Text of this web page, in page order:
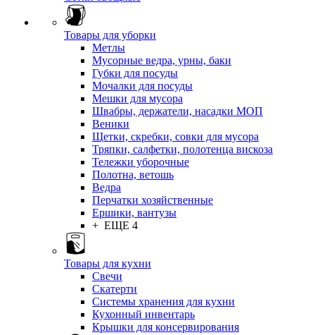
Товары для уборки
Метлы
Мусорные ведра, урны, баки
Губки для посуды
Мочалки для посуды
Мешки для мусора
Швабры, держатели, насадки МОП
Веники
Щетки, скребки, совки для мусора
Тряпки, салфетки, полотенца вискоза
Тележки уборочные
Полотна, ветошь
Ведра
Перчатки хозяйственные
Ершики, вантузы
+ ЕЩЕ 4
Товары для кухни
Свечи
Скатерти
Системы хранения для кухни
Кухонный инвентарь
Крышки для консервирования